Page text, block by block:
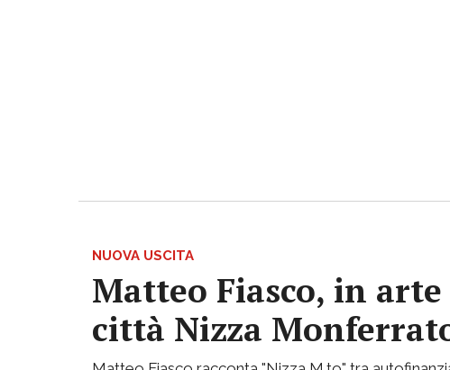
NUOVA USCITA
Matteo Fiasco, in
città Nizza